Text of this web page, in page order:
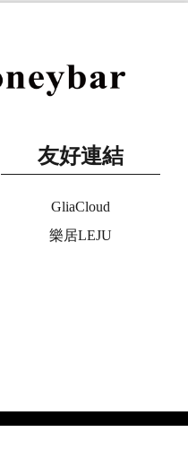
友好連結
GliaCloud
樂居LEJU